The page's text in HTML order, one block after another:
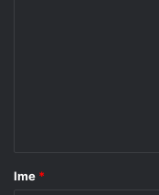
rIme *